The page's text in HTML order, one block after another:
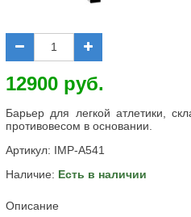
12900 руб.
Барьер для легкой атлетики,
противовесом в основании.
Артикул: IMP-A541
Наличие: Есть в наличии
Описание